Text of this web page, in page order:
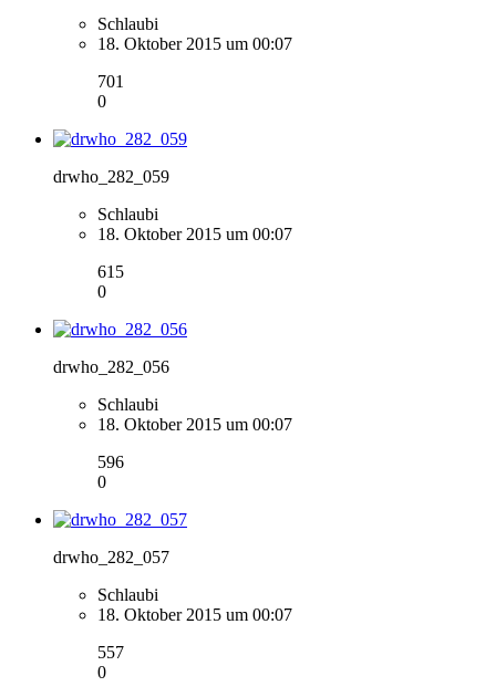
Schlaubi
18. Oktober 2015 um 00:07
701
0
drwho_282_059
Schlaubi
18. Oktober 2015 um 00:07
615
0
drwho_282_056
Schlaubi
18. Oktober 2015 um 00:07
596
0
drwho_282_057
Schlaubi
18. Oktober 2015 um 00:07
557
0